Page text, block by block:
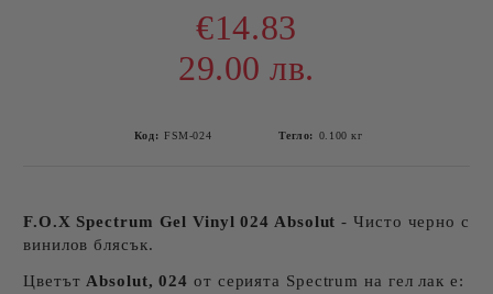
€14.83
29.00 лв.
Код: FSM-024 Тегло: 0.100 кг
F.O.X Spectrum Gel Vinyl 024 Absolut - Чисто черно с
винилов блясък.
Цветът Absolut, 024 от серията Spectrum на гел лак е: